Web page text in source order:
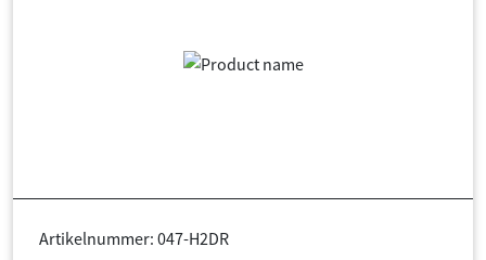
Artikelnummer: 047-H2DR